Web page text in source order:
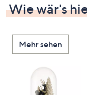
Wie wär's
Mehr sehen